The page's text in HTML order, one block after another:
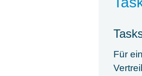
Für